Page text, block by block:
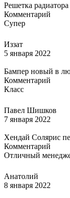
Решетка
Комментарий
Супер
Иззат
5 января 2022
Бампер новый в
Комментарий
Класс
Павел Шишков
7 января 2022
Хендай Солярис
Комментарий
Отличный
Анатолий
8 января 2022